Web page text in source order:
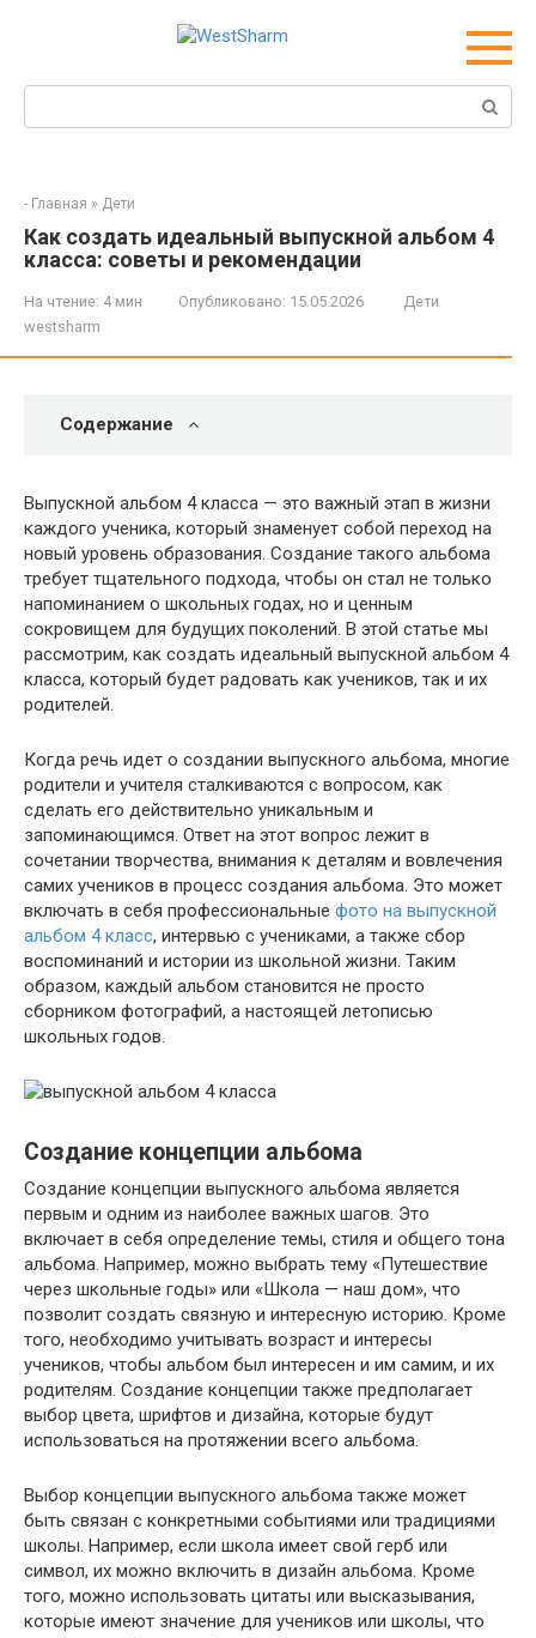
- Главная » Дети
Как создать идеальный выпускной альбом 4
класса: советы и рекомендации
На чтение: 4 мин Опубликовано: 15.05.2026
Дети
westsharm
Содержание
Выпускной альбом 4 класса — это важный этап в жизни
каждого ученика, который знаменует собой переход на
новый уровень образования. Создание такого альбома
требует тщательного подхода, чтобы он стал не только
напоминанием о школьных годах, но и ценным
сокровищем для будущих поколений. В этой статье мы
рассмотрим, как создать идеальный выпускной альбом 4
класса, который будет радовать как учеников, так и их
родителей.
Когда речь идет о создании выпускного альбома, многие
родители и учителя сталкиваются с вопросом, как
сделать его действительно уникальным и
запоминающимся. Ответ на этот вопрос лежит в
сочетании творчества, внимания к деталям и вовлечения
самих учеников в процесс создания альбома. Это может
включать в себя профессиональные фото на выпускной
альбом 4 класс, интервью с учениками, а также сбор
воспоминаний и истории из школьной жизни. Таким
образом, каждый альбом становится не просто
сборником фотографий, а настоящей летописью
школьных годов.
Создание концепции альбома
Создание концепции выпускного альбома является
первым и одним из наиболее важных шагов. Это
включает в себя определение темы, стиля и общего тона
альбома. Например, можно выбрать тему «Путешествие
через школьные годы» или «Школа — наш дом», что
позволит создать связную и интересную историю. Кроме
того, необходимо учитывать возраст и интересы
учеников, чтобы альбом был интересен и им самим, и их
родителям. Создание концепции также предполагает
выбор цвета, шрифтов и дизайна, которые будут
использоваться на протяжении всего альбома.
Выбор концепции выпускного альбома также может
быть связан с конкретными событиями или традициями
школы. Например, если школа имеет свой герб или
символ, их можно включить в дизайн альбома. Кроме
того, можно использовать цитаты или высказывания,
которые имеют значение для учеников или школы, что